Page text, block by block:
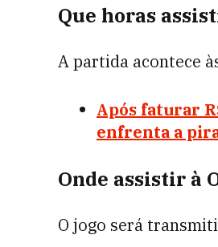
Que horas
A partida acontece
Após faturar
enfrenta a
Onde assistir à
O jogo será